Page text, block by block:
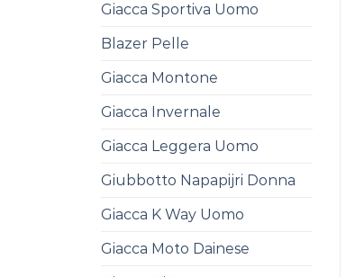
Giacca Sportiva Uomo
Blazer Pelle
Giacca Montone
Giacca Invernale
Giacca Leggera Uomo
Giubbotto Napapijri Donna
Giacca K Way Uomo
Giacca Moto Dainese